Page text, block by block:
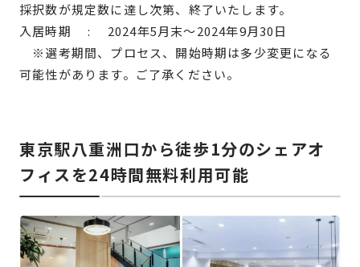
採択数が規定数に達し次第、終了いたします。
入居時期 : 2024年5月末〜2024年9月30日
※選考期間、プロセス、開始時期は多少変更になる
可能性があります。ご了承ください。
東京駅八重洲口から徒歩1分のシェアオ
フィスを24時間無料利用可能